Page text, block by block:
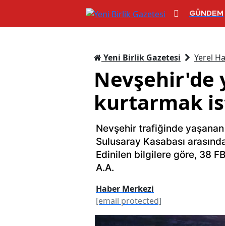
GÜNDEM
Yeni Birlik Gazetesi Yerel
Nevşehir'de
kurtarmak
Nevşehir trafiğinde
Sulusaray Kasabası
Edinilen bilgilere göre, 38
A.A.
Haber Merkezi
[email protected]